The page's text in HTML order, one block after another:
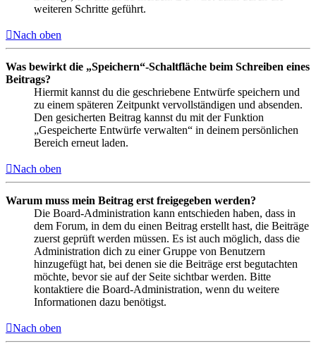
weiteren Schritte geführt.
Nach oben
Was bewirkt die „Speichern“-Schaltfläche beim Schreiben eines
Beitrags?
Hiermit kannst du die geschriebene Entwürfe speichern und
zu einem späteren Zeitpunkt vervollständigen und absenden.
Den gesicherten Beitrag kannst du mit der Funktion
„Gespeicherte Entwürfe verwalten“ in deinem persönlichen
Bereich erneut laden.
Nach oben
Warum muss mein Beitrag erst freigegeben werden?
Die Board-Administration kann entschieden haben, dass in
dem Forum, in dem du einen Beitrag erstellt hast, die Beiträge
zuerst geprüft werden müssen. Es ist auch möglich, dass die
Administration dich zu einer Gruppe von Benutzern
hinzugefügt hat, bei denen sie die Beiträge erst begutachten
möchte, bevor sie auf der Seite sichtbar werden. Bitte
kontaktiere die Board-Administration, wenn du weitere
Informationen dazu benötigst.
Nach oben